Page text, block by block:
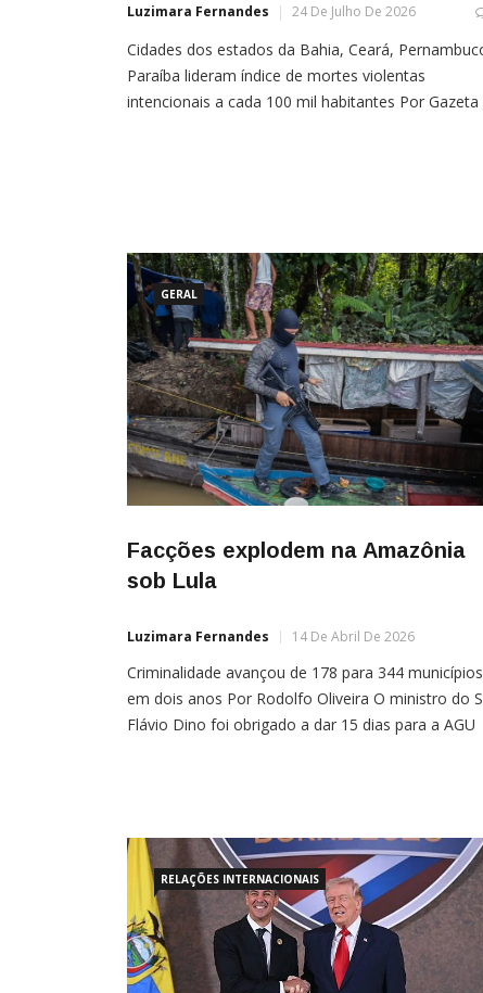
Luzimara Fernandes 24 De Julho De 2026
Cidades dos estados da Bahia, Ceará,
Paraíba lideram índice de mortes violentas
intencionais a cada 100 mil habitantes Por Gazeta
GERAL
Facções explodem na Amazônia
sob Lula
Luzimara Fernandes 14 De Abril De 2026
Criminalidade avançou de 178 para 344 municípios
em dois anos Por Rodolfo Oliveira O ministro do
Flávio Dino foi obrigado a dar 15 dias para a AGU
RELAÇÕES INTERNACIONAIS